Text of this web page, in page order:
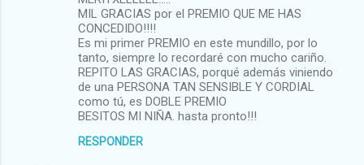
MIL GRACIAS por el PREMIO QUE ME HAS
CONCEDIDO!!!!
Es mi primer PREMIO en este mundillo, por lo
tanto, siempre lo recordaré con mucho cariño.
REPITO LAS GRACIAS, porqué además viniendo
de una PERSONA TAN SENSIBLE Y CORDIAL
como tú, es DOBLE PREMIO
BESITOS MI NIÑA. hasta pronto!!!
RESPONDER